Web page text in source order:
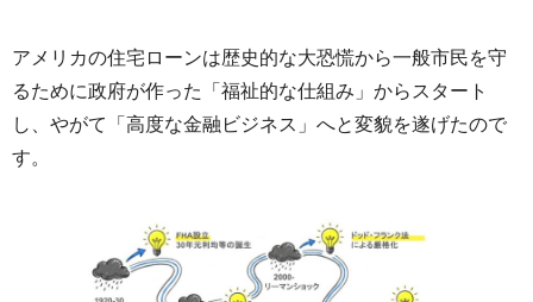
アメリカの住宅ローンは歴史的な大恐慌から一般市民を守
るために政府が作った「福祉的な仕組み」からスタート
し、やがて「高度な金融ビジネス」へと変貌を遂げたので
す。